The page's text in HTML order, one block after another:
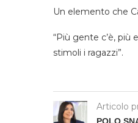
Un elemento che
“Più gente c’è, più
stimoli i ragazzi”.
Articolo